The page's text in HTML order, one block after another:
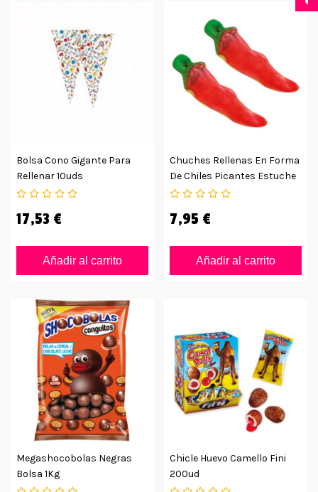
Bolsa Cono Gigante Para
Rellenar 10uds
17,53 €
Añadir al carrito
Chuches Rellenas En Forma
De Chiles Picantes Estuche
75uds
7,95 €
Añadir al carrito
Megashocobolas Negras
Bolsa 1Kg
Chicle Huevo Camello Fini
200ud